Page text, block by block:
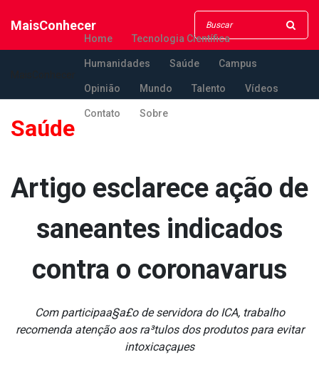
MaisConhecer
Home Tecnologia Científica
Humanidades Saúde Campus
Opinião Mundo Talento Vídeos
Contato Sobre
Saúde
Artigo esclarece ação de
saneantes indicados
contra o coronava­rus
Com participaa§a£o de servidora do ICA, trabalho
recomenda atenção aos ra³tulos dos produtos para evitar
intoxicaçaµes